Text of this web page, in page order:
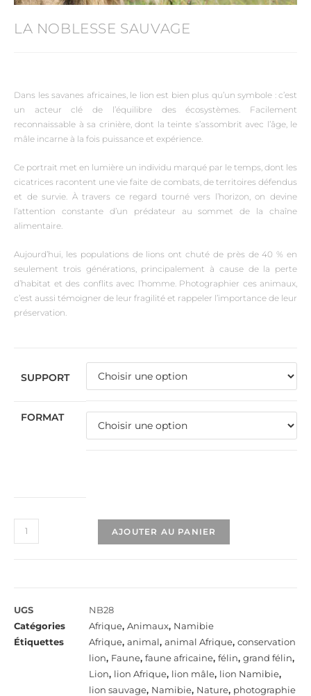
LA NOBLESSE SAUVAGE
Dans les savanes africaines, le lion est bien plus qu’un symbole : c’est
un acteur clé de l’équilibre des écosystèmes. Facilement
reconnaissable à sa crinière, dont la teinte s’assombrit avec l’âge, le
mâle incarne à la fois puissance et expérience.
Ce portrait met en lumière un individu marqué par le temps, dont les
cicatrices racontent une vie faite de combats, de territoires défendus
et de survie. À travers ce regard tourné vers l’horizon, on devine
l’attention constante d’un prédateur au sommet de la chaîne
alimentaire.
Aujourd’hui, les populations de lions ont chuté de près de 40 % en
seulement trois générations, principalement à cause de la perte
d’habitat et des conflits avec l’homme. Photographier ces animaux,
c’est aussi témoigner de leur fragilité et rappeler l’importance de leur
préservation.
SUPPORT
FORMAT
AJOUTER AU PANIER
UGS
NB28
Catégories
Afrique, Animaux, Namibie
Étiquettes
Afrique, animal, animal Afrique, conservation
lion, Faune, faune africaine, félin, grand félin,
Lion, lion Afrique, lion mâle, lion Namibie,
lion sauvage, Namibie, Nature, photographie